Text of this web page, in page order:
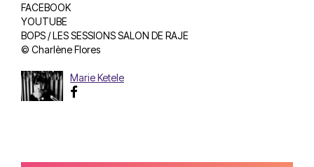
FACEBOOK
YOUTUBE
BOPS / LES SESSIONS SALON DE RAJE
© Charlène Flores
Marie Ketele